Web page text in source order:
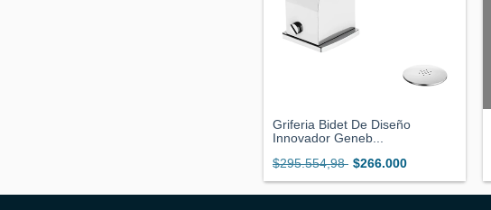
Griferia Bidet De Diseño
Innovador Geneb...
$295.554,98 $266.000